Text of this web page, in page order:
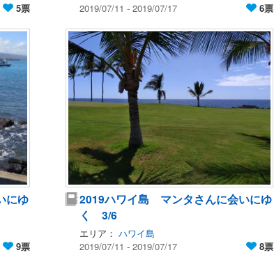
5票
2019/07/11 - 2019/07/17
6票
にゆ
9票
2019ハワイ島 マンタさんに会いにゆ
く 3/6
エリア： ハワイ島
2019/07/11 - 2019/07/17
8票